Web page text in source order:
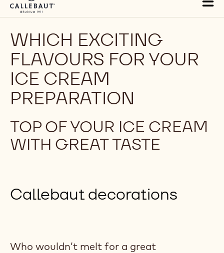
WHICH EXCITING
FLAVOURS FOR YOUR
ICE CREAM
PREPARATION
TOP OF YOUR ICE CREAM
WITH GREAT TASTE
Callebaut decorations
Who wouldn’t melt for a great